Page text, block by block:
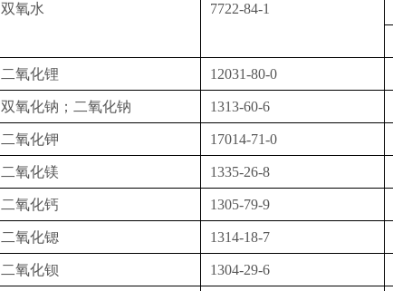
双氧水 7722-84-1
二氧化锂 12031-80-0
双氧化钠；二氧化钠 1313-60-6
二氧化钾 17014-71-0
二氧化镁 1335-26-8
二氧化钙 1305-79-9
二氧化锶 1314-18-7
二氧化钡 1304-29-6